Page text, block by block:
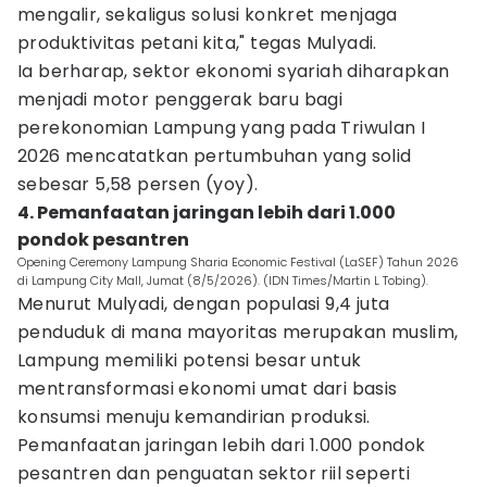
mengalir, sekaligus solusi konkret menjaga
produktivitas petani kita," tegas Mulyadi.
Ia berharap, sektor ekonomi syariah diharapkan
menjadi motor penggerak baru bagi
perekonomian Lampung yang pada Triwulan I
2026 mencatatkan pertumbuhan yang solid
sebesar 5,58 persen (yoy).
4. Pemanfaatan jaringan lebih dari 1.000
pondok pesantren
Opening Ceremony Lampung Sharia Economic Festival (LaSEF) Tahun 2026
di Lampung City Mall, Jumat (8/5/2026). (IDN Times/Martin L Tobing).
Menurut Mulyadi, dengan populasi 9,4 juta
penduduk di mana mayoritas merupakan muslim,
Lampung memiliki potensi besar untuk
mentransformasi ekonomi umat dari basis
konsumsi menuju kemandirian produksi.
Pemanfaatan jaringan lebih dari 1.000 pondok
pesantren dan penguatan sektor riil seperti